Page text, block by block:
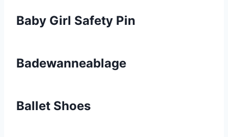
Baby Girl Safety Pin
Badewanneablage
Ballet Shoes